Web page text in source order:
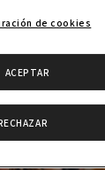
de cookies
ACEPTAR